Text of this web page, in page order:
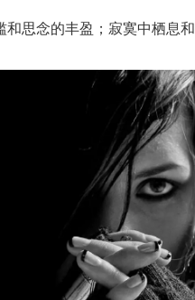
思念的丰盈；寂寞中栖息